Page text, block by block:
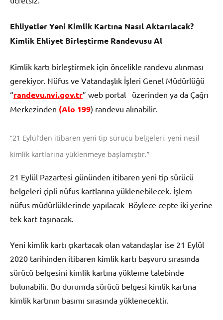
Ehliyetler Yeni Kimlik Kartına Nasıl Aktarılacak?
Kimlik Ehliyet Birleştirme Randevusu Al
Kimlik kartı birleştirmek için öncelikle randevu alınması
gerekiyor. Nüfus ve Vatandaşlık İşleri Genel Müdürlüğü
“randevu.nvi.gov.tr” web portal üzerinden ya da Çağrı
Merkezinden (Alo 199) randevu alınabilir.
“21 Eylül’den itibaren yeni tip sürücü belgeleri, yeni nesil
kimlik kartlarına yüklenmeye başlamıştır.”
21 Eylül Pazartesi gününden itibaren yeni tip sürücü
belgeleri çipli nüfus kartlarına yüklenebilecek. İşlem
nüfus müdürlüklerinde yapılacak Böylece cepte iki yerine
tek kart taşınacak.
Yeni kimlik kartı çıkartacak olan vatandaşlar ise 21 Eylül
2020 tarihinden itibaren kimlik kartı başvuru sırasında
sürücü belgesini kimlik kartına yükleme talebinde
bulunabilir. Bu durumda sürücü belgesi kimlik kartına
kimlik kartının basımı sırasında yüklenecektir.